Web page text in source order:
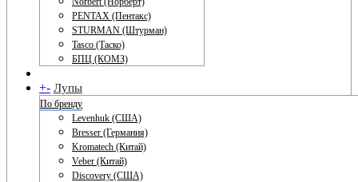
PENTAX (Пентакс)
STURMAN (Штурман)
Tasco (Таско)
БПЦ (КОМЗ)
+- Лупы
По бренду
Levenhuk (США)
Bresser (Германия)
Kromatech (Китай)
Veber (Китай)
Discovery (США)